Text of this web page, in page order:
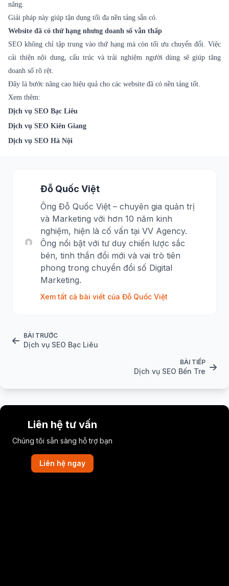
năng.
Giải pháp này giúp tận dụng tối đa nền tảng sẵn có.
Website đã có thứ hạng nhưng doanh số vẫn thấp
SEO không chỉ tập trung vào thứ hạng mà còn tối ưu chuyển đổi. Việc
cải thiện nội dung, cấu trúc và trải nghiệm người dùng sẽ giúp tăng
doanh số rõ rệt.
Đây là bước nâng cao hiệu quả cho các website đã có nền tảng tốt.
Xem thêm:
Dịch vụ SEO Bạc Liêu
Dịch vụ SEO Kiên Giang
Dịch vụ SEO Hà Nội
Đỗ Quốc Việt
Ông Đỗ Quốc Việt – chuyên gia quản trị
và Marketing với hơn 10 năm kinh
nghiệm, hiện là cố vấn tại VV Agency.
Ông nổi bật với tư duy chiến lược sắc
bén, tinh thần đổi mới và vai trò tiên
phong trong chuyển đổi số Digital
Marketing.
Xem tất cả bài viết của Đỗ Quốc Việt
BÀI TRƯỚC
Dịch vụ SEO Bạc Liêu
BÀI TIẾP
Dịch vụ SEO Bến Tre
Liên hệ tư vấn
Chúng tôi sẵn sàng hỗ trợ bạn
Liên hệ ngay